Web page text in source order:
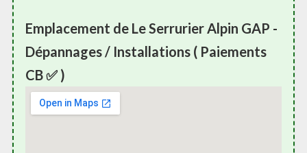
Emplacement de Le Serrurier Alpin GAP -
Dépannages / Installations ( Paiements
CB ✅ )